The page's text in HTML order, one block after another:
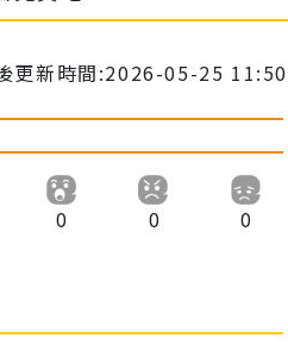
更新時間:2026-05-25 11:50
0 0 0